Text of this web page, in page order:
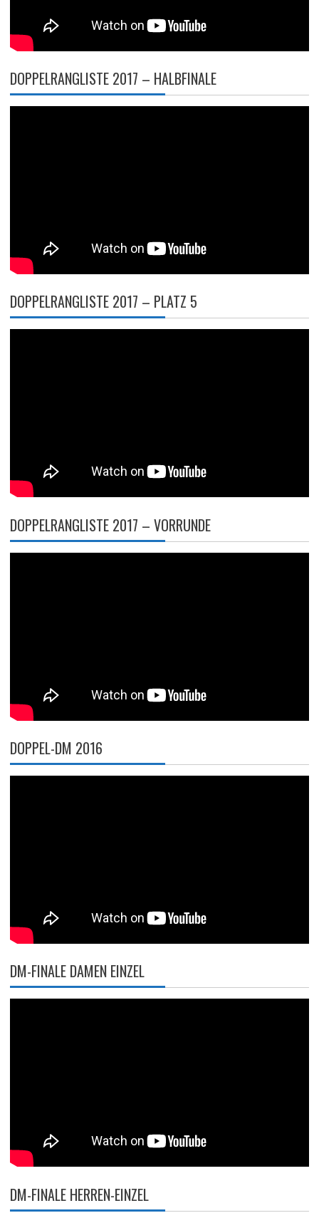
DOPPELRANGLISTE 2017 – HALBFINALE
DOPPELRANGLISTE 2017 – PLATZ 5
DOPPELRANGLISTE 2017 – VORRUNDE
DOPPEL-DM 2016
DM-FINALE DAMEN EINZEL
DM-FINALE HERREN-EINZEL